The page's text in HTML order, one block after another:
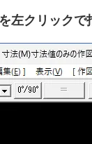
左クリックで